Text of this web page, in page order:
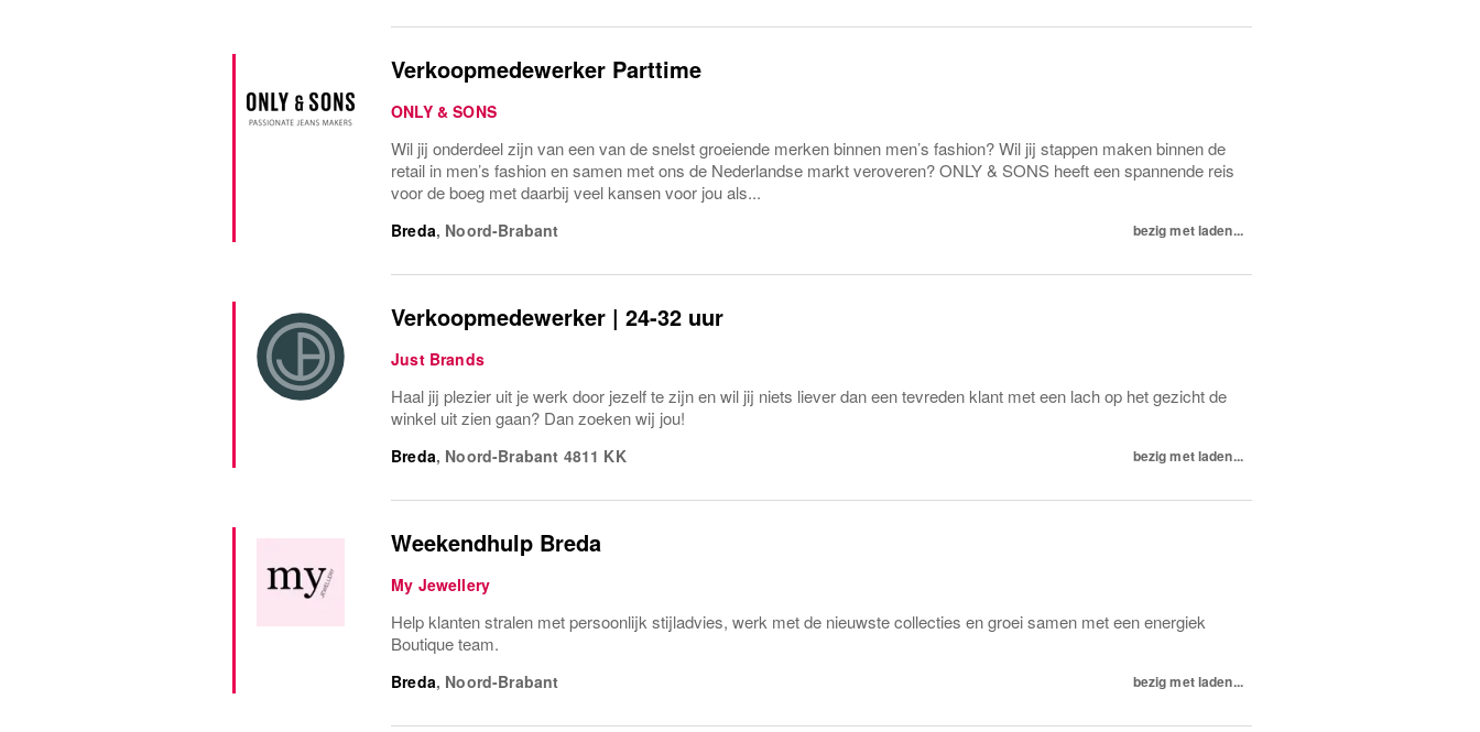
Verkoopmedewerker Parttime
ONLY & SONS
Wil jij onderdeel zijn van een van de snelst groeiende merken binnen men’s fashion? Wil jij stappen maken binnen de
retail in men’s fashion en samen met ons de Nederlandse markt veroveren? ONLY & SONS heeft een spannende reis
voor de boeg met daarbij veel kansen voor jou als...
Breda, Noord-Brabant bezig met laden...
Verkoopmedewerker | 24-32 uur
Just Brands
Haal jij plezier uit je werk door jezelf te zijn en wil jij niets liever dan een tevreden klant met een lach op het gezicht de
winkel uit zien gaan? Dan zoeken wij jou!
Breda, Noord-Brabant 4811 KK bezig met laden...
Weekendhulp Breda
My Jewellery
Help klanten stralen met persoonlijk stijladvies, werk met de nieuwste collecties en groei samen met een energiek
Boutique team.
Breda, Noord-Brabant bezig met laden...